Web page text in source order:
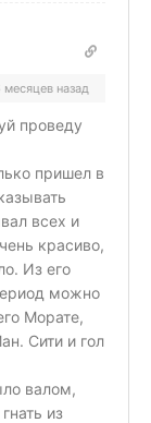
месяцев назад
проведу
пришел в
всех и
красиво,
Из его
можно
Морате,
Сити и гол
валом,
из